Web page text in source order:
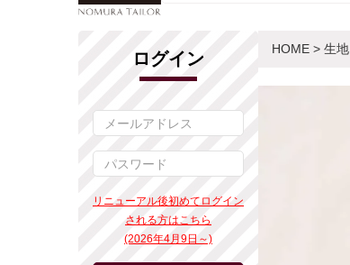
ログイン
リニューアル後初めてログイン
される方はこちら
(2026年4月9日～)
HOME > 生地